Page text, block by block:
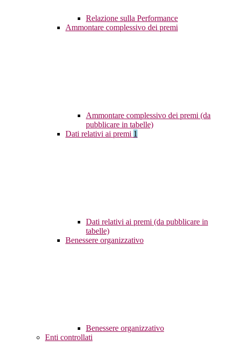
Relazione sulla Performance
Ammontare complessivo dei premi
Ammontare complessivo dei premi (da
pubblicare in tabelle)
Dati relativi ai premi 1
Dati relativi ai premi (da pubblicare in
tabelle)
Benessere organizzativo
Benessere organizzativo
Enti controllati